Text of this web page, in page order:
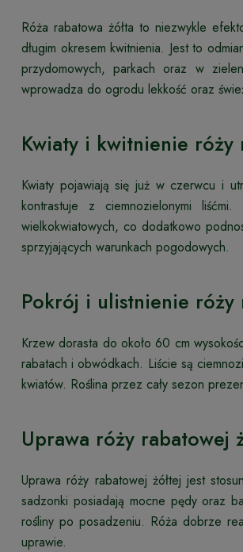
Róża rabatowa żółta to niezwykle
długim okresem kwitnienia. Jest to
przydomowych, parkach oraz w
wprowadza do ogrodu lekkość oraz
Kwiaty i kwitnienie róży
Kwiaty pojawiają się już w czerwcu i
kontrastuje z ciemnozielonymi
wielkokwiatowych, co dodatkowo
sprzyjających warunkach pogodowych.
Pokrój i ulistnienie róży
Krzew dorasta do około 60 cm
rabatach i obwódkach. Liście są
kwiatów. Roślina przez cały sezon
Uprawa róży rabatowej
Uprawa róży rabatowej żółtej jest
sadzonki posiadają mocne pędy oraz
rośliny po posadzeniu. Róża dobrze
uprawie.